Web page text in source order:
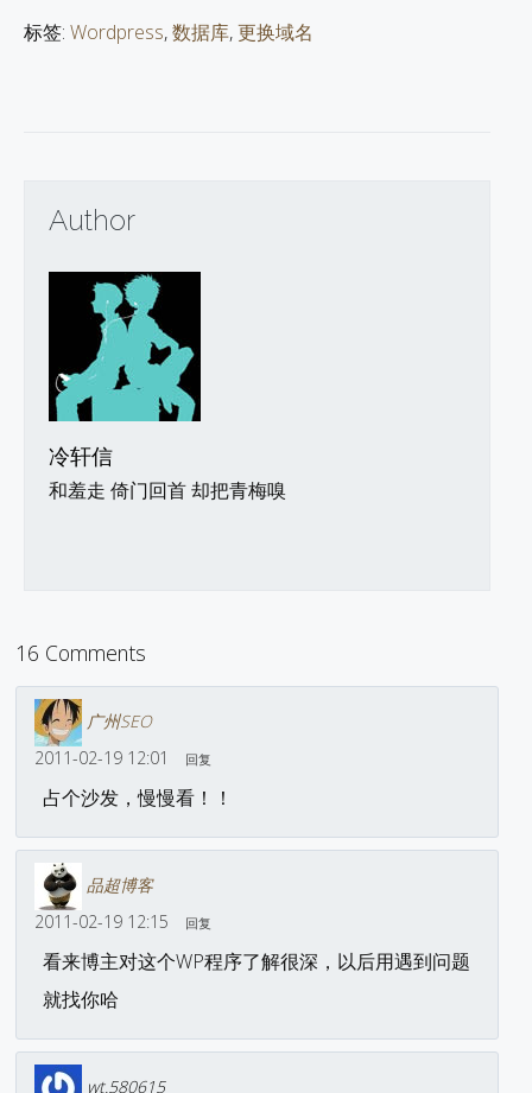
标签: Wordpress,数据库,更换域名
Author
冷轩信
和羞走 倚门回首 却把青梅嗅
16 Comments
广州SEO
2011-02-19 12:01
回复
占个沙发，慢慢看！！
品超博客
2011-02-19 12:15
回复
看来博主对这个WP程序了解很深，以后用遇到问题
就找你哈
wt.580615